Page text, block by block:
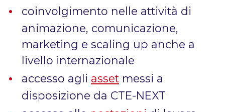
coinvolgimento nelle attività di
animazione, comunicazione,
marketing e scaling up anche a
livello internazionale
accesso agli asset messi a
disposizione da CTE-NEXT